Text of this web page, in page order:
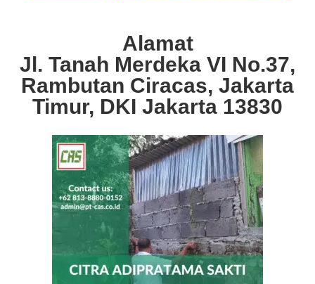
Alamat
Jl. Tanah Merdeka VI No.37,
Rambutan Ciracas, Jakarta
Timur, DKI Jakarta 13830